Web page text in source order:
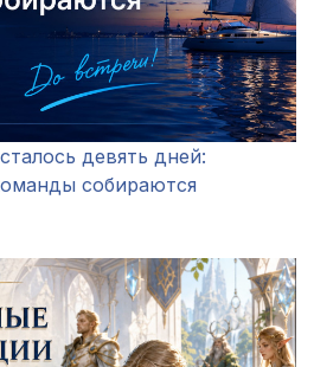
девять дней:
собираются